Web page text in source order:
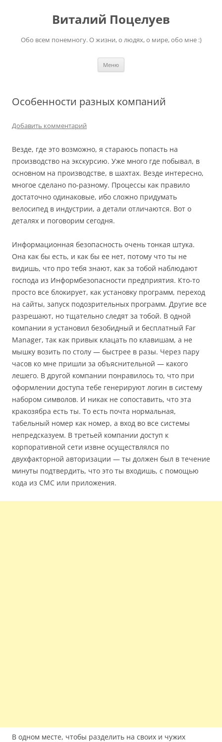
содержимомуВиталий Поцелуев
Обо всем понемногу. О жизни, о людях, о мире, обо мне :)
Меню
Особенности разных компаний
Добавить комментарий
Везде, где это возможно, я стараюсь попасть на
производство на экскурсию. Уже много где побывал, в
основном на производстве, в шахтах. Везде интересно,
многое сделано по-разному. Процессы как правило
достаточно одинаковые, ибо сложно придумать
велосипед в индустрии, а детали отличаются. Вот о
деталях и поговорим сегодня.
Информационная безопасность очень тонкая штука.
Она как бы есть, и как бы ее нет, потому что ты не
видишь, что про тебя знают, как за тобой наблюдают
господа из Информбезопасности предприятия. Кто-то
просто все блокирует, как установку программ, переход
на сайты, запуск подозрительных программ. Другие все
разрешают, но тщательно следят за тобой. В одной
компании я установил безобидный и бесплатный Far
Manager, так как привык клацать по клавишам, а не
мышку возить по столу — быстрее в разы. Через пару
часов ко мне пришли за объяснительной — какого
лешего. В другой компании понравилось то, что при
оформлении доступа тебе генерируют логин в систему
набором символов. И никак не сопоставить, что эта
кракозябра есть ты. То есть почта нормальная,
табельный номер как номер, а вход во все системы
непредсказуем. В третьей компании доступ к
корпоративной сети извне осуществлялся по
двухфакторной авторизации — ты должен был в течение
минуты подтвердить, что это ты входишь, с помощью
кода из СМС или приложения.
В одном месте, чтобы разделить на своих и чужих